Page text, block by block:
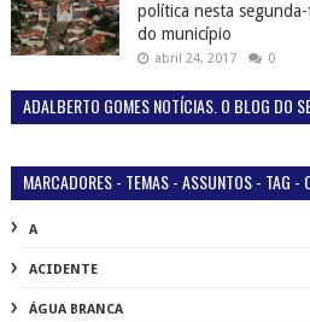
política nesta
do município
abril 24, 2017 0
ADALBERTO GOMES NOTÍCIAS. O BLOG DO
MARCADORES - TEMAS - ASSUNTOS - TAG -
A
ACIDENTE
ÁGUA BRANCA